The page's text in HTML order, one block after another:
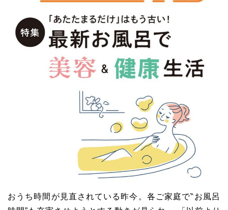
おうち時間が見直されている昨今。各ご家庭で‶お風呂